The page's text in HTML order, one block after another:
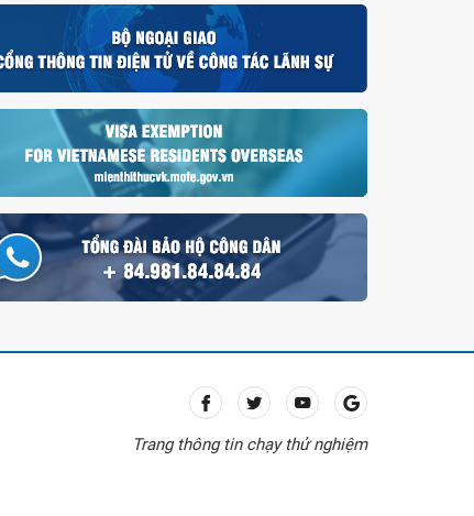
Trang thông tin chạy thử nghiệm